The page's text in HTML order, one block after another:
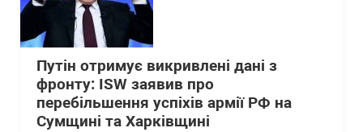
Путін отримує викривлені дані з
фронту: ISW заявив про
перебільшення успіхів армії РФ на
Сумщині та Харківщині